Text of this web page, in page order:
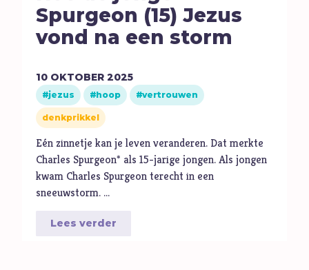
Spurgeon (15) Jezus
vond na een storm
10 OKTOBER 2025
jezus hoop vertrouwen
denkprikkel
Eén zinnetje kan je leven veranderen. Dat merkte
Charles Spurgeon* als 15-jarige jongen. Als jongen
kwam Charles Spurgeon terecht in een
sneeuwstorm. …
Lees verder